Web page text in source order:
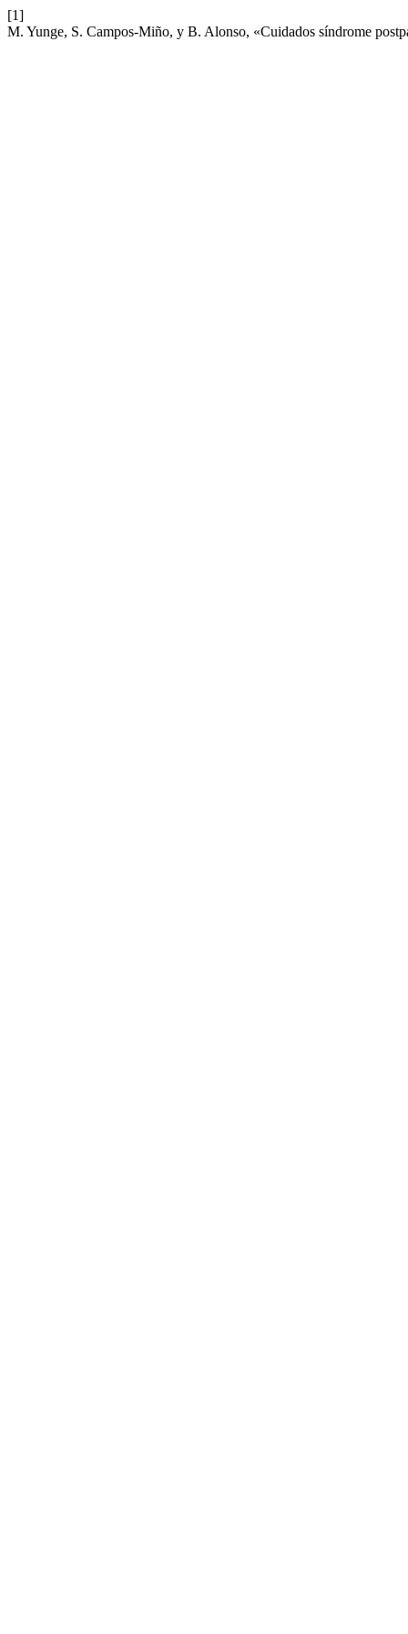
[1]
M. Yunge, S. Campos-Miño, y B. Alonso, «Cuidados síndrome